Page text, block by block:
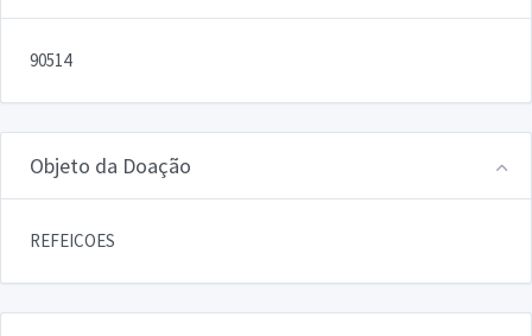
90514
Objeto da Doação
REFEICOES